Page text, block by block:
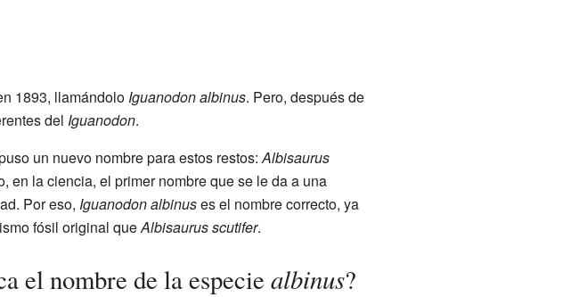
1893, llamándolo Iguanodon albinus. Pero, después de
del Iguanodon.
un nuevo nombre para estos restos:Albisaurus
en la ciencia, el primer nombre que se le da a una
Por eso, Iguanodon albinuses el nombre correcto, ya
fósil original queAlbisaurus scutifer.
el nombre de la especie albinus?